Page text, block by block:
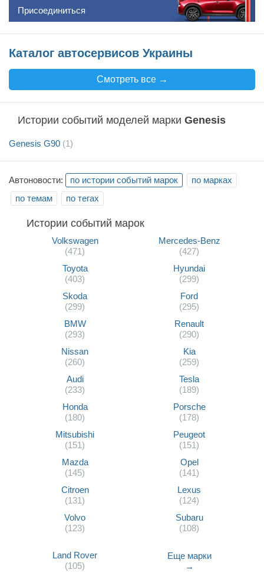
Присоединиться
Каталог автосервисов Украины
Смотреть все →
Истории событий моделей марки Genesis
Genesis G90 (1)
Автоновости: по истории событий марок
по марках
по темам
по тегах
Истории событий марок
Volkswagen
(471)
Mercedes-Benz
(427)
Toyota
(403)
Hyundai
(299)
Skoda
(299)
Ford
(295)
BMW
(293)
Renault
(290)
Nissan
(260)
Kia
(259)
Audi
(233)
Tesla
(189)
Honda
(180)
Porsche
(178)
Mitsubishi
(151)
Peugeot
(151)
Mazda
(145)
Opel
(141)
Citroen
(131)
Lexus
(124)
Volvo
(123)
Subaru
(108)
Land Rover
(105)
Еще марки
→